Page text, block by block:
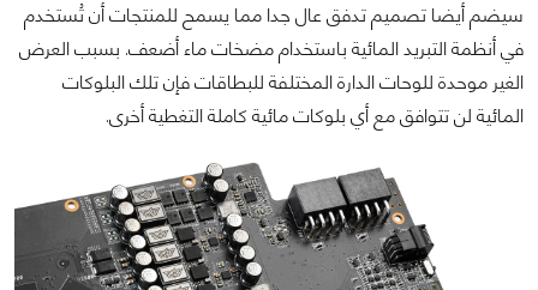
سيضم أيضا تصميم تدفق عال جدا مما يسمح للمنتجات أن تُستخدم
في أنظمة التبريد المائية باستخدام مضخات ماء أضعف. بسبب العرض
الغير موحدة للوحات الدارة المختلفة للبطاقات فإن تلك البلوكات
المائية لن تتوافق مع أي بلوكات مائية كاملة التغطية أخرى.